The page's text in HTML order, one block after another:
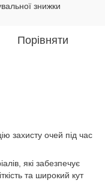
знижки
Порівняти
захисту очей під час
які забезпечує
та широкий кут